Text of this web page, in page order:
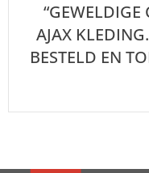
“GEWELDIGE
AJAX
BESTELD EN